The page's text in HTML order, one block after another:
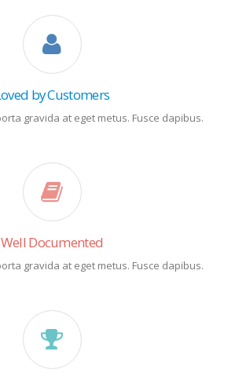
by Customers
gravida at eget metus. Fusce dapibus.
Well Documented
gravida at eget metus. Fusce dapibus.